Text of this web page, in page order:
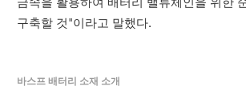
구축할 것"이라고 말했다.
바스프 배터리 소재 소개